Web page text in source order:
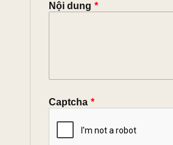
Nội dung *
Captcha *